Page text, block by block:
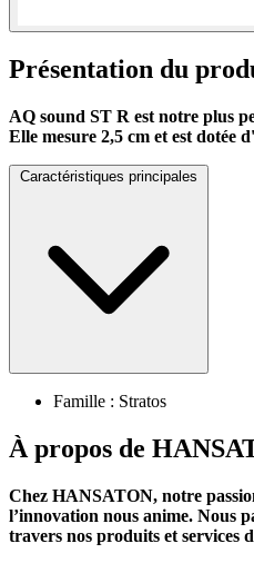
Présentation du
AQ sound ST R est notre plus
Elle mesure 2,5 cm et est dotée
Caractéristiques principales
Famille : Stratos
À propos de
Chez HANSATON, notre
l’innovation nous anime. Nous
travers nos produits et services